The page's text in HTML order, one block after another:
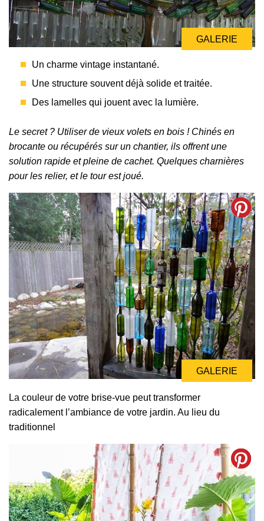
GALERIE
GALERIE
Un charme vintage instantané.
Une structure souvent déjà solide et traitée.
Des lamelles qui jouent avec la lumière.
Le secret ? Utiliser de vieux volets en bois ! Chinés en
brocante ou récupérés sur un chantier, ils offrent une
solution rapide et pleine de cachet. Quelques charnières
pour les relier, et le tour est joué.
GALERIE
GALERIE
La couleur de votre brise-vue peut transformer
radicalement l’ambiance de votre jardin. Au lieu du
traditionnel